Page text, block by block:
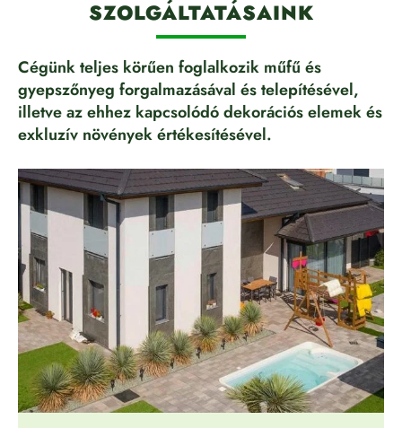
SZOLGÁLTATÁSAINK
Cégünk teljes körűen foglalkozik műfű és
gyepszőnyeg forgalmazásával és telepítésével,
illetve az ehhez kapcsolódó dekorációs elemek és
exkluzív növények értékesítésével.